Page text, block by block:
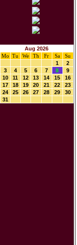
Aug 2026
Mo
Tu We Th Fr Sa
Su
1
2
3
4 5 6 7 8
9
10
11 12 13 14 15
16
17
18 19 20 21 22
23
24
25 26 27 28 29
30
31